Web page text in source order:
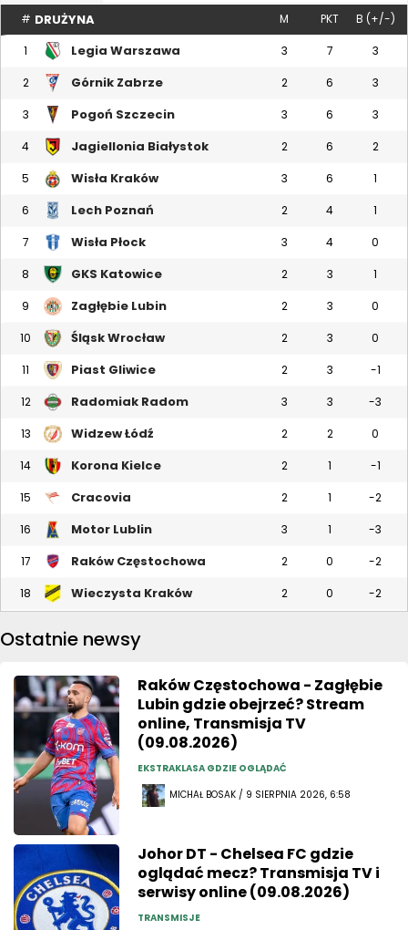
# DRUŻYNA M PKT B (+/-)
1 Legia Warszawa 3 7 3
2 Górnik Zabrze 2 6 3
3 Pogoń Szczecin 3 6 3
4 Jagiellonia Białystok 2 6 2
5 Wisła Kraków 3 6 1
6 Lech Poznań 2 4 1
7 Wisła Płock 3 4 0
8 GKS Katowice 2 3 1
9 Zagłębie Lubin 2 3 0
10 Śląsk Wrocław 2 3 0
11 Piast Gliwice 2 3 -1
12 Radomiak Radom 3 3 -3
13 Widzew Łódź 2 2 0
14 Korona Kielce 2 1 -1
15 Cracovia 2 1 -2
16 Motor Lublin 3 1 -3
17 Raków Częstochowa 2 0 -2
18 Wieczysta Kraków 2 0 -2
Ostatnie newsy
Raków Częstochowa - Zagłębie
Lubin gdzie obejrzeć? Stream
online, Transmisja TV
(09.08.2026)
EKSTRAKLASA GDZIE OGLĄDAĆ
MICHAŁ BOSAK / 9 SIERPNIA 2026, 6:58
Johor DT - Chelsea FC gdzie
oglądać mecz? Transmisja TV i
serwisy online (09.08.2026)
TRANSMISJE